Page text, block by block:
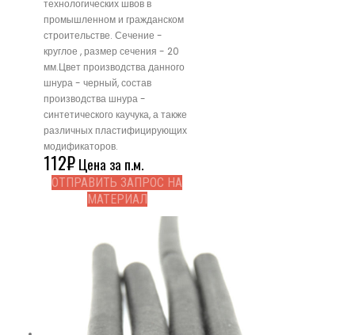
технологических швов в
промышленном и гражданском
строительстве. Сечение -
круглое , размер сечения - 20
мм.Цвет производства данного
шнура - черный, состав
производства шнура -
синтетического каучука, а также
различных пластифицирующих
модификаторов.
112₽Цена за п.м.
ОТПРАВИТЬ ЗАПРОС НА
МАТЕРИАЛ